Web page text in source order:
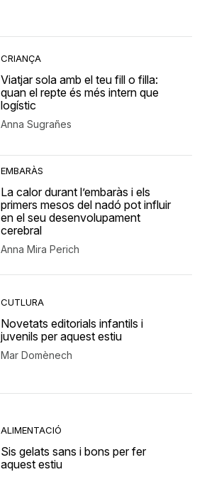
CRIANÇA
Viatjar sola amb el teu fill o filla:
quan el repte és més intern que
logístic
Anna Sugrañes
EMBARÀS
La calor durant l’embaràs i els
primers mesos del nadó pot influir
en el seu desenvolupament
cerebral
Anna Mira Perich
CUTLURA
Novetats editorials infantils i
juvenils per aquest estiu
Mar Domènech
ALIMENTACIÓ
Sis gelats sans i bons per fer
aquest estiu